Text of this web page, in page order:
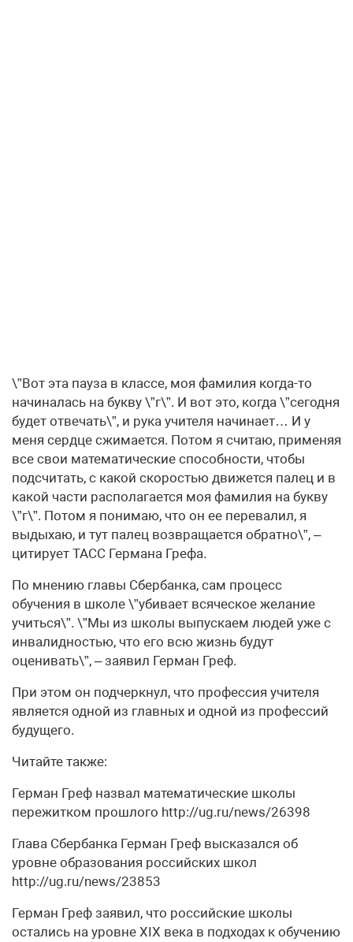
\”Вот эта пауза в классе, моя фамилия когда-то
начиналась на букву \”г\”. И вот это, когда \”сегодня
будет отвечать\”, и рука учителя начинает… И у
меня сердце сжимается. Потом я считаю, применяя
все свои математические способности, чтобы
подсчитать, с какой скоростью движется палец и в
какой части располагается моя фамилия на букву
\”г\”. Потом я понимаю, что он ее перевалил, я
выдыхаю, и тут палец возвращается обратно\”, –
цитирует ТАСС Германа Грефа.
По мнению главы Сбербанка, сам процесс
обучения в школе \”убивает всяческое желание
учиться\”. \”Мы из школы выпускаем людей уже с
инвалидностью, что его всю жизнь будут
оценивать\”, – заявил Герман Греф.
При этом он подчеркнул, что профессия учителя
является одной из главных и одной из профессий
будущего.
Читайте также:
Герман Греф назвал математические школы
пережитком прошлого http://ug.ru/news/26398
Глава Сбербанка Герман Греф высказался об
уровне образования российских школ
http://ug.ru/news/23853
Герман Греф заявил, что российские школы
остались на уровне XIX века в подходах к обучению